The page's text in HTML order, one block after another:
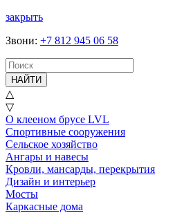
закрыть
Звони: +7 812 945 06 58
НАЙТИ
△
▽
О клееном брусе LVL
Спортивные сооружения
Сельское хозяйство
Ангары и навесы
Кровли, мансарды, перекрытия
Дизайн и интерьер
Мосты
Каркасные дома